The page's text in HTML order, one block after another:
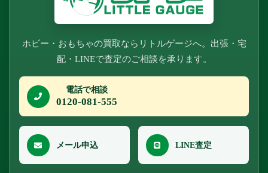
ホビー・おもちゃの買取ならリトルゲージへ。出張・宅
配・LINEで査定のご相談を承ります。
電話で相談
0120-081-555
メール申込 LINE査定